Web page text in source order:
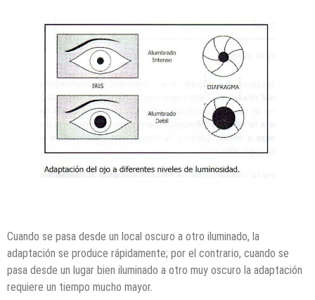
Cuando se pasa desde un local oscuro a otro iluminado, la
adaptación se produce rápidamente; por el contrario, cuando se
pasa desde un lugar bien iluminado a otro muy oscuro la adaptación
requiere un tiempo mucho mayor.